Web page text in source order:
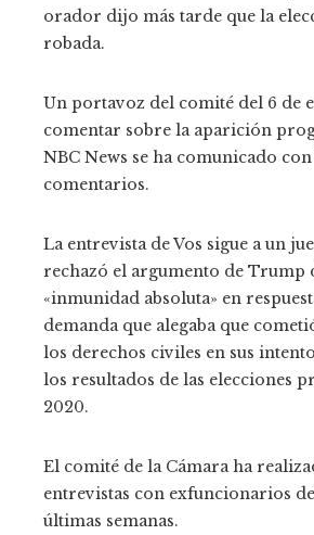
orador dijo más tarde que la
robada.
Un portavoz del comité del 6 de
comentar sobre la aparición
NBC News se ha comunicado
comentarios.
La entrevista de Vos sigue a un
rechazó el argumento de Trump
«inmunidad absoluta» en
demanda que alegaba que
los derechos civiles en sus
los resultados de las elecciones
2020.
El comité de la Cámara ha
entrevistas con exfuncionarios
últimas semanas.